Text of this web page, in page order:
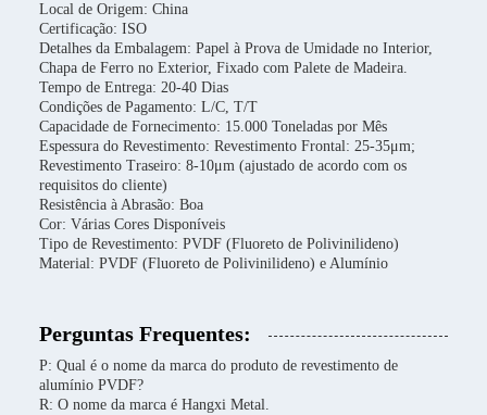
Local de Origem: China
Certificação: ISO
Detalhes da Embalagem: Papel à Prova de Umidade no Interior,
Chapa de Ferro no Exterior, Fixado com Palete de Madeira.
Tempo de Entrega: 20-40 Dias
Condições de Pagamento: L/C, T/T
Capacidade de Fornecimento: 15.000 Toneladas por Mês
Espessura do Revestimento: Revestimento Frontal: 25-35μm;
Revestimento Traseiro: 8-10μm (ajustado de acordo com os
requisitos do cliente)
Resistência à Abrasão: Boa
Cor: Várias Cores Disponíveis
Tipo de Revestimento: PVDF (Fluoreto de Polivinilideno)
Material: PVDF (Fluoreto de Polivinilideno) e Alumínio
Perguntas Frequentes:
P: Qual é o nome da marca do produto de revestimento de
alumínio PVDF?
R: O nome da marca é Hangxi Metal.